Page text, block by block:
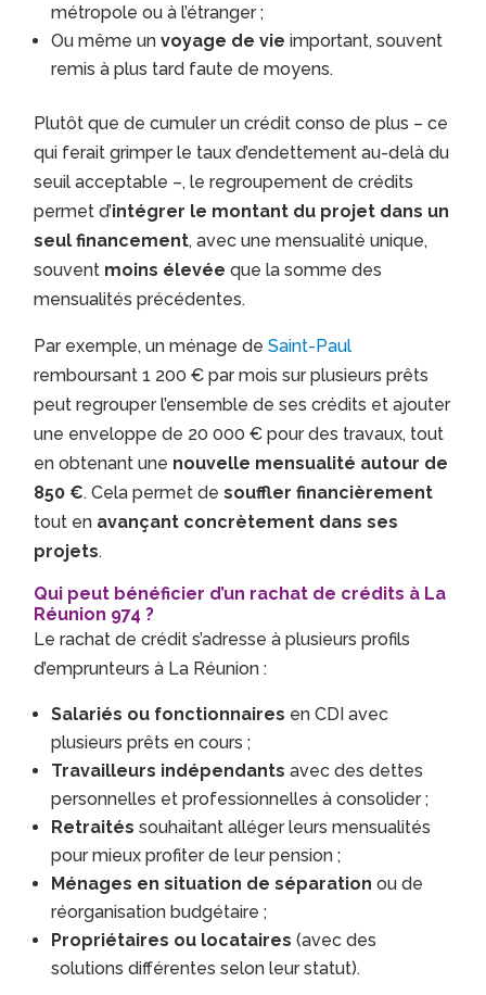
métropole ou à l’étranger ;
Ou même unvoyage de vie important, souvent
remis à plus tard faute de moyens.
Plutôt que de cumuler un crédit conso de plus – ce
qui ferait grimper le taux d’endettement au-delà du
seuil acceptable –, le regroupement de crédits
permet d’intégrer le montant du projet dans un
seul financement, avec une mensualité unique,
souvent moins élevée que la somme des
mensualités précédentes.
Par exemple, un ménage deSaint-Paul
remboursant 1 200 € par mois sur plusieurs prêts
peut regrouper l’ensemble de ses crédits et ajouter
une enveloppe de 20 000 € pour des travaux, tout
en obtenant une nouvelle mensualité autour de
850 €. Cela permet desouffler financièrement
tout en avançant concrètement dans ses
projets.
Qui peut bénéficier d’un rachat de crédits à La
Réunion 974 ?
Le rachat de crédit s’adresse à plusieurs profils
d’emprunteurs à La Réunion :
Salariés ou fonctionnaires en CDI avec
plusieurs prêts en cours ;
Travailleurs indépendants avec des dettes
personnelles et professionnelles à consolider ;
Retraités souhaitant alléger leurs mensualités
pour mieux profiter de leur pension ;
Ménages en situation de séparation ou de
réorganisation budgétaire ;
Propriétaires ou locataires (avec des
solutions différentes selon leur statut).